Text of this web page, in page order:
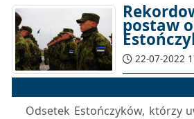
postaw
22-07-2022
Odsetek Estończyków, którzy